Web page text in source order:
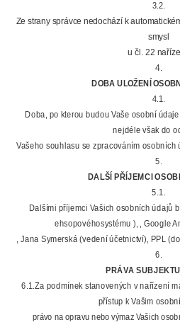
3.2.
Ze strany správce nedochází k
smysl
u čl. 22
4.
DOBA ULOŽENÍ
4.1.
Doba, po kterou budou Vaše osobní
nejdéle však do
Vašeho souhlasu se zpracováním osobních
5.
DALŠÍ PŘÍJEMCI
5.1.
Dalšími příjemci Vašich osobních údajů
ehsopovéhosystému ), , Google
, Jana Symerská (vedení účetnictví), PPL
6.
PRÁVA
6.1.Za podmínek stanovených v nařízení
přístup k Vašim
právo na opravu nebo výmaz Vašich